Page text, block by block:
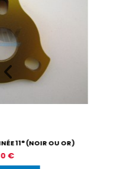
VIS M10 X 100 TETE